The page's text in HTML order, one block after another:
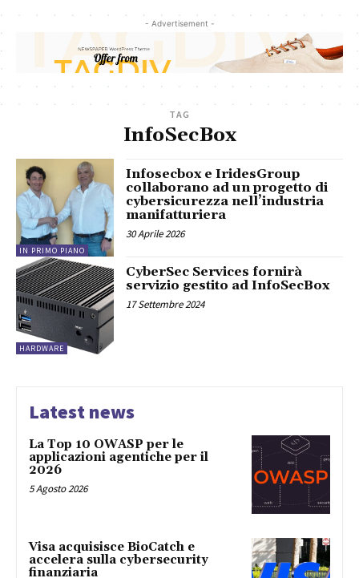
- Advertisement -
TAG
InfoSecBox
IN PRIMO PIANO
Infosecbox e IridesGroup
collaborano ad un progetto di
cybersicurezza nell’industria
manifatturiera
30 Aprile 2026
HARDWARE
CyberSec Services fornirà
servizio gestito ad InfoSecBox
17 Settembre 2024
Latest news
La Top 10 OWASP per le
applicazioni agentiche per il
2026
5 Agosto 2026
Visa acquisisce BioCatch e
accelera sulla cybersecurity
finanziaria